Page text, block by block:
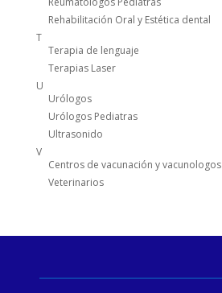
Rehabilitación Oral y Estética dental
T
Terapia de lenguaje
Terapias Laser
U
Urólogos
Urólogos Pediatras
Ultrasonido
V
Centros de vacunación y vacunologos
Veterinarios